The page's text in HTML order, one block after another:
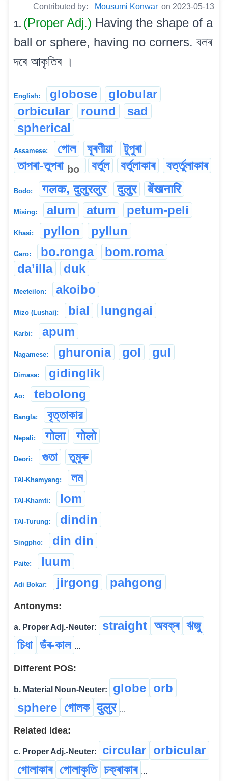
Contributed by: Mousumi Konwar on 2023-05-13
1. (Proper Adj.) Having the shape of a
ball or sphere, having no corners. বলৰ
দৰে আকৃতিৰ ।
English: globose
globular
orbicular
round
sad
spherical
Assamese: গোল ঘূৰণীয়া
টুপুৰা
তাপৰা-তুপৰা bo বৰ্তুল বৰ্তুলাকাৰ বৰ্ত্তুলাকাৰ
Bodo: गलक, दुलुरलुर दुलुर बेंखनारि
Mising: alum atum petum-peli
Khasi: pyllon pyllun
Garo: bo.ronga
bom.roma
da’illa
duk
Meeteilon: akoibo
Mizo (Lushai): bial lungngai
Karbi: apum
Nagamese: ghuronia gol gul
Dimasa: gidinglik
Ao: tebolong
Bangla: বৃত্তাকার
Nepali: गोला गोलो
Deori: গুতা তুমুৰু
TAI-Khamyang: লম
TAI-Khamti: lom
TAI-Turung: dindin
Singpho: din din
Paite: luum
Adi Bokar: jirgong pahgong
Antonyms:
a. Proper Adj.-Neuter: straight অবক্ৰ ঋজু
চিধা ডঁৰ-কাল ...
Different POS:
b. Material Noun-Neuter: globe orb
sphere গোলক दुलुर ...
Related Idea:
c. Proper Adj.-Neuter: circular orbicular
গোলাকাৰ গোলাকৃতি চক্ৰাকাৰ ...